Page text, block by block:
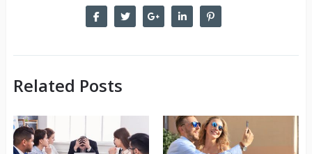
Related Posts